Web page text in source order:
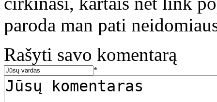
paroda man pati
Rašyti savo komentarą
*